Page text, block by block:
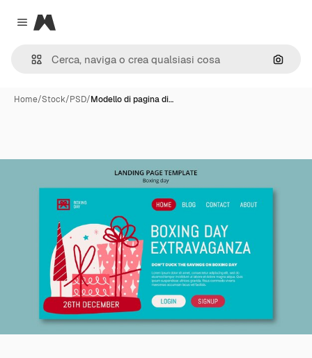
Close menu
Magnific
Cerca
Home/Stock/PSD/Modello di pagina di…